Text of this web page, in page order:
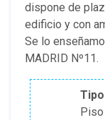
dispone de
edificio y con
Se lo
MADRID Nº11.
Tipo
Piso